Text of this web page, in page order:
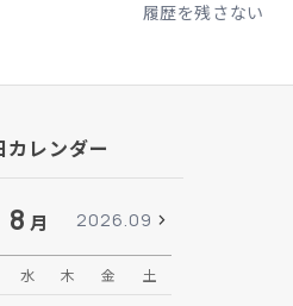
履歴を残さない
カレンダー
8 月 2026.09
水 木 金 土